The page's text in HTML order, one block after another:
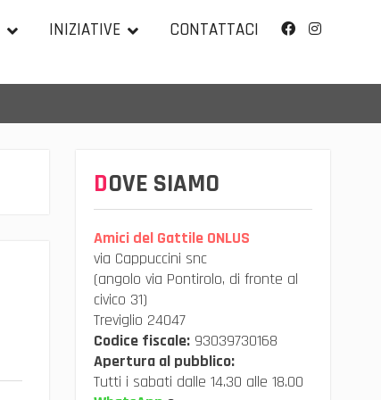
INIZIATIVE CONTATTACI
DOVE SIAMO
Amici del Gattile ONLUS
via Cappuccini snc
(angolo via Pontirolo, di fronte al
civico 31)
Treviglio 24047
Codice fiscale: 93039730168
Apertura al pubblico:
Tutti i sabati dalle 14.30 alle 18.00